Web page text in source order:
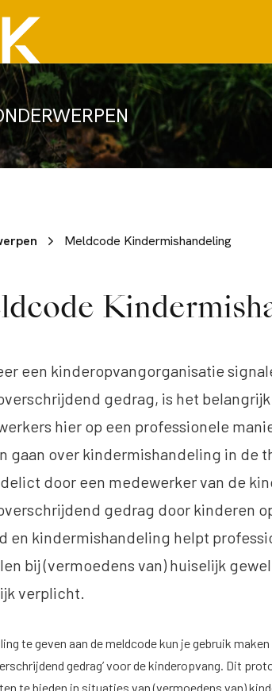
Meldcode Kindermishandeling
een kinderopvangorganisatie
gedrag, is het
hier op een professionele
gaan over kindermishandeling in de
door een medewerker van de
gedrag door kinderen
en kindermishandeling helpt
bij (vermoedens van) huiselijk
verplicht.
te geven aan de meldcode kun je gebruik
gedrag’ voor de kinderopvang. Dit
te bieden in situaties van (vermoedens van)